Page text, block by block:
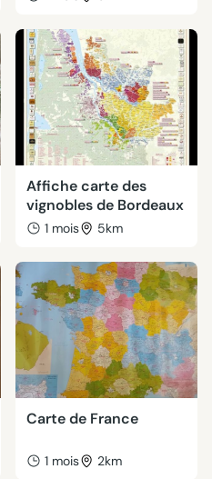
Affiche carte des
vignobles de Bordeaux
1 mois 5km
Carte de France
1 mois 2km